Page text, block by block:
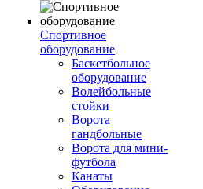
Спортивное
оборудование
Баскетбольное
оборудование
Волейбольные
стойки
Ворота
гандбольные
Ворота для мини-
футбола
Канаты